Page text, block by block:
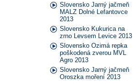
Slovensko Jarný jačmeň
MALZ Dolné Lefantovce
2013
Slovensko Kukurica na
zrno Levsem Levice 2013
Slovensko Ozimá repka
poškodená zverou MVL
Agro 2013
Slovensko Jarný jačmeň
Oroszka moření 2013